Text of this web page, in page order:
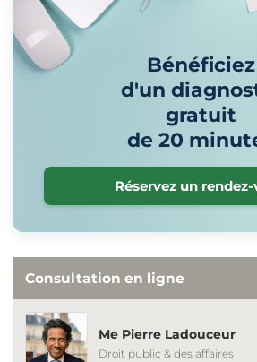
Bénéficiez
d'un
gratuit
de 20
Réservez un
Consultation en ligne
Me Pierre Ladouceur
Droit public & des affaires